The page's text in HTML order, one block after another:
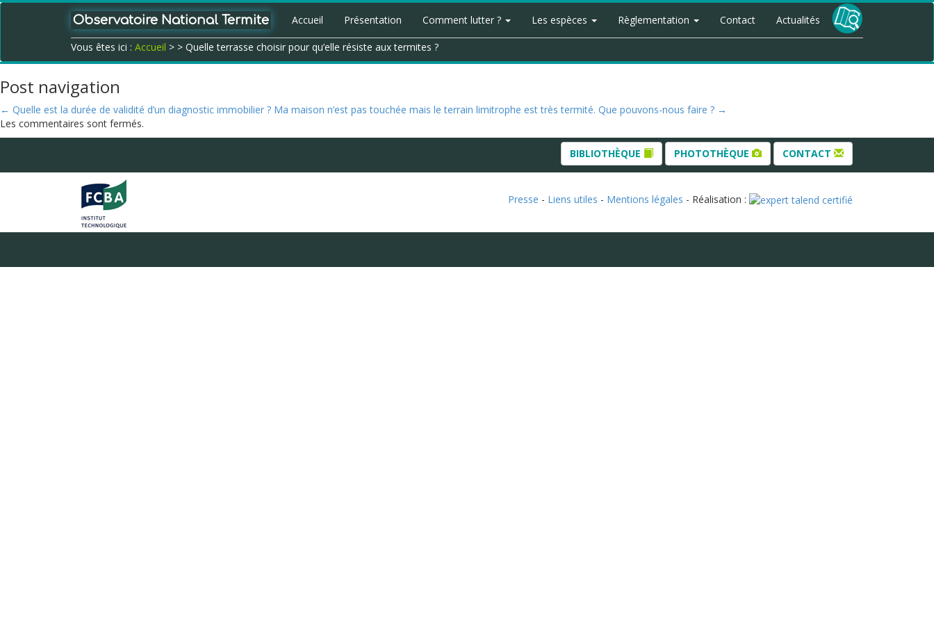
Observatoire National Termite Accueil Présentation Comment lutter ? Les espèces Règlementation Contact Actualités
Vous êtes ici : Accueil > > Quelle terrasse choisir pour qu’elle résiste aux termites ?
Post navigation
← Quelle est la durée de validité d’un diagnostic immobilier ? Ma maison n’est pas touchée mais le terrain limitrophe est très termité. Que pouvons-nous faire ? →
Les commentaires sont fermés.
BIBLIOTHÈQUE PHOTOTHÈQUE CONTACT
Presse - Liens utiles - Mentions légales - Réalisation :